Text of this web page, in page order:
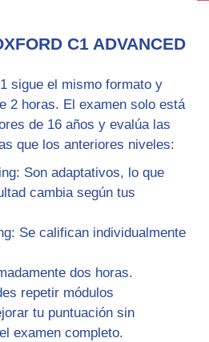
C1 ADVANCED
sigue el mismo formato y
2 horas. El examen solo está
de 16 años y evalúa las
que los anteriores niveles:
: Son adaptativos, lo que
cambia según tus
: Se califican individualmente
dos horas.
repetir módulos
tu puntuación sin
examen completo.